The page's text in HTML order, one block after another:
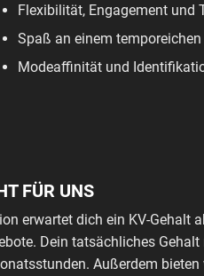
Flexibilität, Engagement und
Spaß an einem
Modeaffinität und
FÜR UNS
erwartet dich ein KV-
Dein tatsächliches
Außerdem